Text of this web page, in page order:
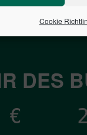
Cookie
DES
€